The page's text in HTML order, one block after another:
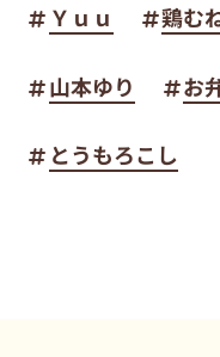
Ｙｕｕ 鶏む
山本ゆり お
とうもろこし